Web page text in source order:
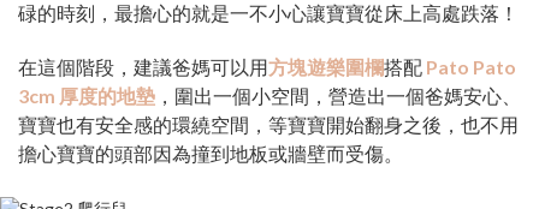
碌的時刻，最擔心的就是一不小心讓寶寶從床上高處跌落！
在這個階段，建議爸媽可以用方塊遊樂圍欄搭配 Pato Pato
3cm 厚度的地墊 ，圍出一個小空間，營造出一個爸媽安心、
寶寶也有安全感的環繞空間，等寶寶開始翻身之後，也不用
擔心寶寶的頭部因為撞到地板或牆壁而受傷。